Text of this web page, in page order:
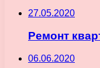
27.05.2020
Ремонт
06.06.2020